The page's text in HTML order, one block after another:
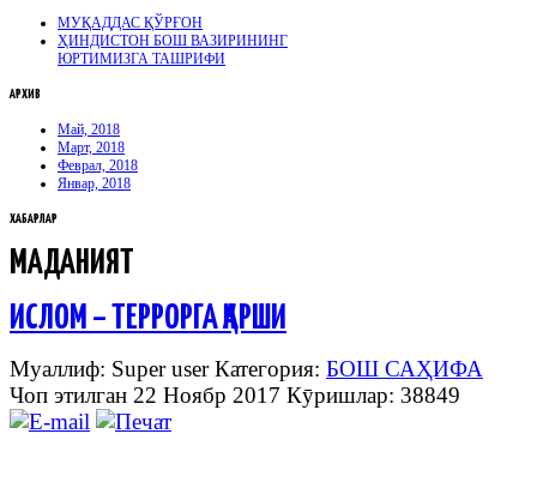
МУҚАДДАС ҚЎРҒОН
ҲИНДИСТОН БОШ ВАЗИРИНИНГ
ЮРТИМИЗГА ТАШРИФИ
АРХИВ
Май, 2018
Март, 2018
Феврал, 2018
Январ, 2018
ХАБАРЛАР
МАДАНИЯТ
ИСЛОМ – ТЕРРОРГА ҚАРШИ
Муаллиф: Super userКатегория: БОШ САҲИФА
Чоп этилган 22 Ноябр 2017 Кӯришлар: 38849